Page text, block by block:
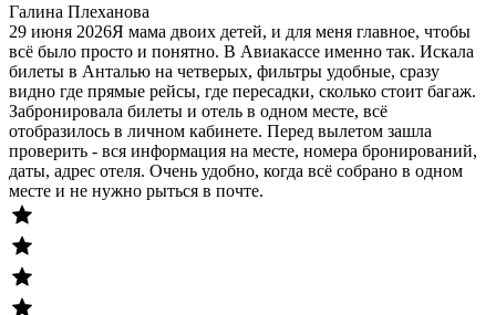
Галина Плеханова
29 июня 2026Я мама двоих детей, и для меня главное, чтобы
всё было просто и понятно. В Авиакассе именно так. Искала
билеты в Анталью на четверых, фильтры удобные, сразу
видно где прямые рейсы, где пересадки, сколько стоит багаж.
Забронировала билеты и отель в одном месте, всё
отобразилось в личном кабинете. Перед вылетом зашла
проверить - вся информация на месте, номера бронирований,
даты, адрес отеля. Очень удобно, когда всё собрано в одном
месте и не нужно рыться в почте.